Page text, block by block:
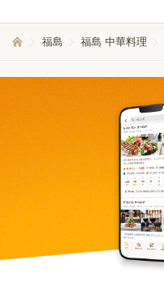
福島 福島 中華料理